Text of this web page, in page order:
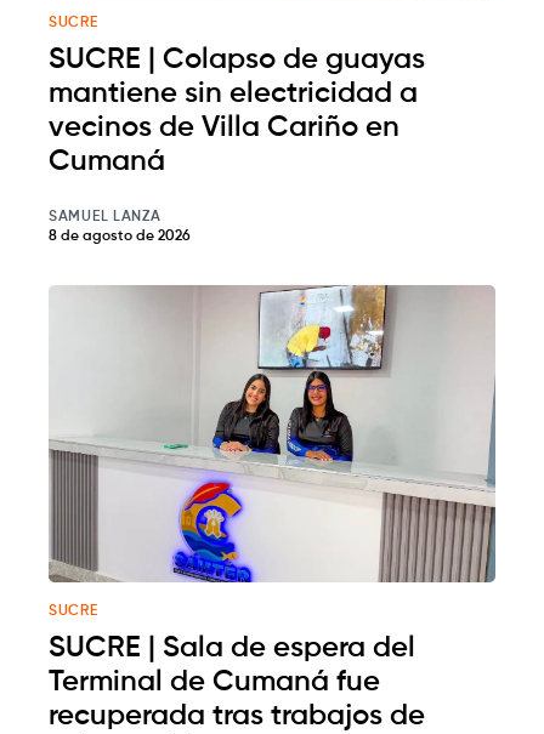
SUCRE
SUCRE | Colapso de guayas
mantiene sin electricidad a
vecinos de Villa Cariño en
Cumaná
SAMUEL LANZA
8 de agosto de 2026
SUCRE
SUCRE | Sala de espera del
Terminal de Cumaná fue
recuperada tras trabajos de